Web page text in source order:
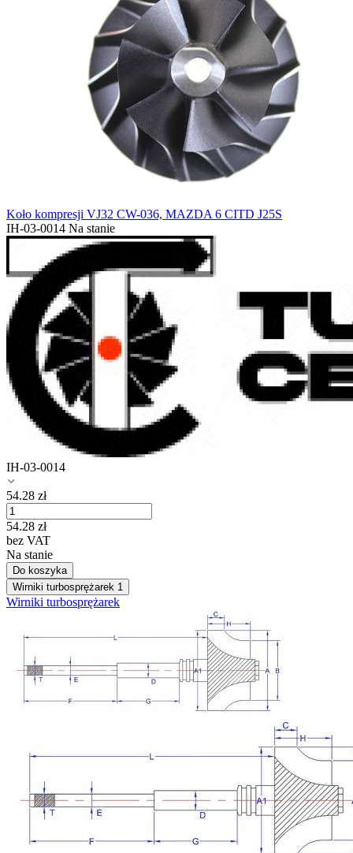
Koło kompresji VJ32 CW-036, MAZDA 6 CITD J25S
IH-03-0014 Na stanie
IH-03-0014
54.28 zł
54.28 zł
bez VAT
Na stanie
Do koszyka
Wirniki turbosprężarek 1
Wirniki turbosprężarek